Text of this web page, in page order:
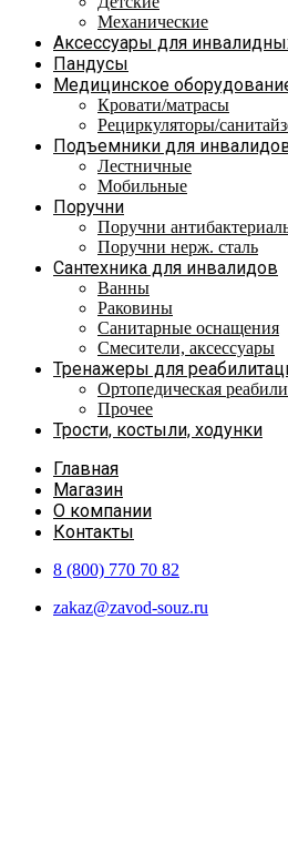
Механические
Аксессуары для
Пандусы
Медицинское
Кровати/матрасы
Рециркуляторы/
Подъемники для
Лестничные
Мобильные
Поручни
Поручни
Поручни нерж. сталь
Сантехника для инвалидов
Ванны
Раковины
Санитарные оснащения
Смесители, аксессуары
Тренажеры для
Ортопедическая
Прочее
Трости, костыли, ходунки
Главная
Магазин
О компании
Контакты
8 (800) 770 70 82
zakaz@zavod-souz.ru